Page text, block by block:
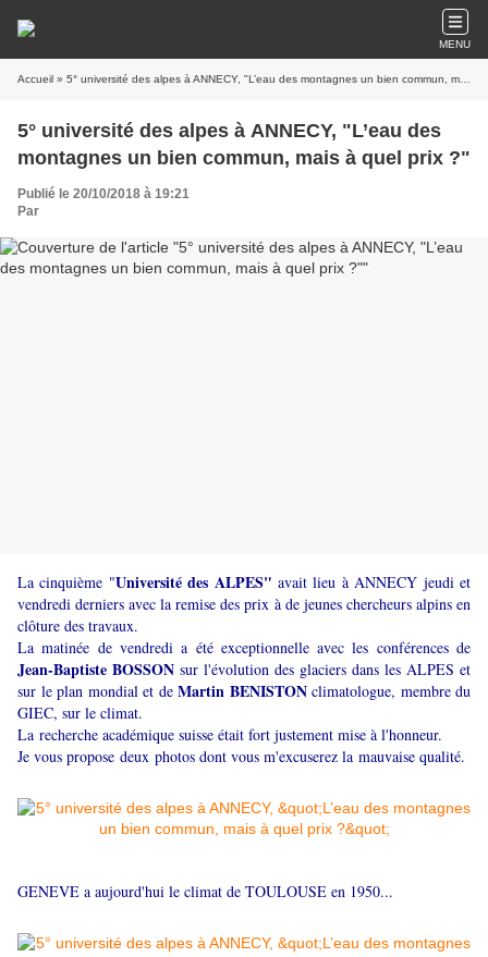
MENU
Accueil » 5° université des alpes à ANNECY, "L’eau des montagnes un bien commun, mais à quel prix ?"
5° université des alpes à ANNECY, "L’eau des
montagnes un bien commun, mais à quel prix ?"
Publié le 20/10/2018 à 19:21
Par
La cinquième "Université des ALPES" avait lieu à ANNECY jeudi et
vendredi derniers avec la remise des prix à de jeunes chercheurs alpins en
clôture des travaux.
La matinée de vendredi a été exceptionnelle avec les conférences de
Jean-Baptiste BOSSON sur l'évolution des glaciers dans les ALPES et
sur le plan mondial et de Martin BENISTON climatologue, membre du
GIEC, sur le climat.
La recherche académique suisse était fort justement mise à l'honneur.
Je vous propose deux photos dont vous m'excuserez la mauvaise qualité.
GENEVE a aujourd'hui le climat de TOULOUSE en 1950...